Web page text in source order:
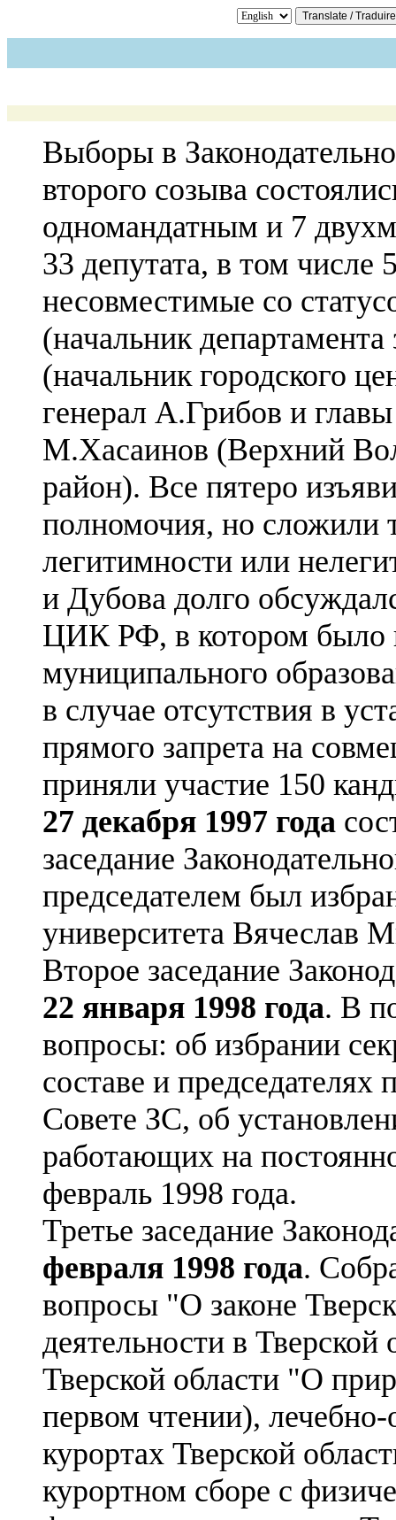
Выборы в
второго созыва
одномандатным и 7
33 депутата, в том
несовместимые со
(начальник
(начальник городского
генерал А.Грибов и
М.Хасаинов (Верхний
район). Все пятеро
полномочия, но сложили
легитимности или
и Дубова долго
ЦИК РФ, в котором было
муниципального
в случае отсутствия в
прямого запрета на
приняли участие 150
27 декабря 1997 года
заседание
председателем был
университета Вячеслав
Второе заседание
22 января 1998 года. В
вопросы: об избрании
составе и
Совете ЗС, об
работающих на
февраль 1998 года.
Третье заседание
февраля 1998 года.
вопросы "О законе
деятельности в Тверской
Тверской области "О
первом чтении),
курортах Тверской
курортном сборе с